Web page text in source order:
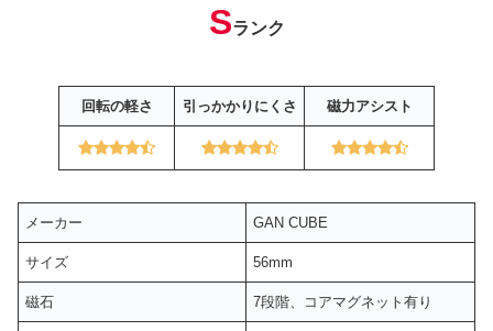
Sランク
回転の軽さ 引っかかりにくさ 磁力アシスト
メーカー GAN CUBE
サイズ 56mm
磁石 7段階、コアマグネット有り